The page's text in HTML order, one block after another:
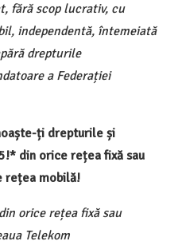
fără scop lucrativ, cu
independentă, întemeiată
drepturile
a Federației
ți drepturile și
din orice rețea fixă sau
rețea mobilă!
orice rețea fixă sau
Telekom